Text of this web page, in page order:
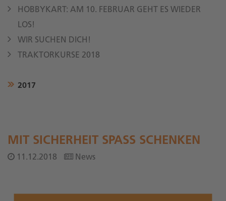
HOBBYKART: AM 10. FEBRUAR GEHT ES WIEDER
LOS!
WIR SUCHEN DICH!
TRAKTORKURSE 2018
2017
MIT SICHERHEIT SPASS SCHENKEN
11.12.2018 News